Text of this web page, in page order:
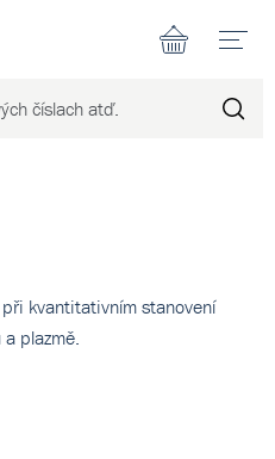
kvantitativním stanovení
plazmě.